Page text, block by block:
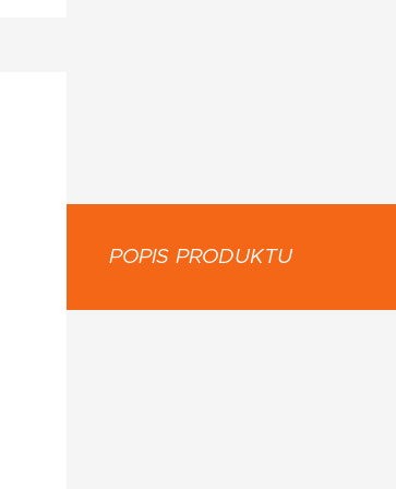
POPIS PRODUKTU